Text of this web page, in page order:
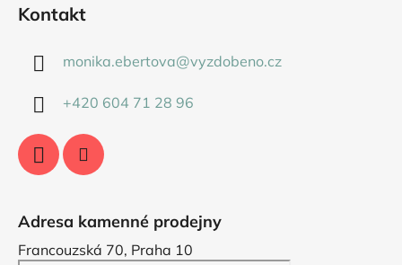
Kontakt
monika.ebertova@vyzdobeno.cz
+420 604 71 28 96
Adresa kamenné prodejny
Francouzská 70, Praha 10